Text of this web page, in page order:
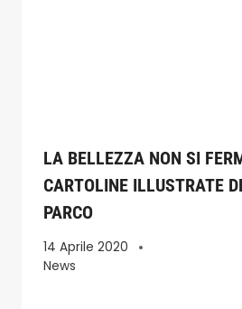
LA BELLEZZA NON SI
CARTOLINE ILLUSTRATE
PARCO
14 Aprile 2020
News